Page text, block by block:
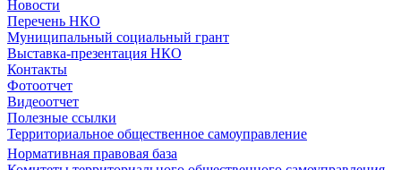
Новости
Перечень НКО
Муниципальный социальный грант
Выставка-презентация НКО
Контакты
Фотоотчет
Видеоотчет
Полезные ссылки
Территориальное общественное самоуправление
Нормативная правовая база